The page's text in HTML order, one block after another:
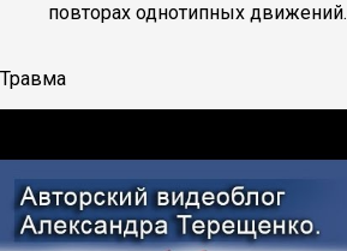
повторах однотипных движений.
Травма